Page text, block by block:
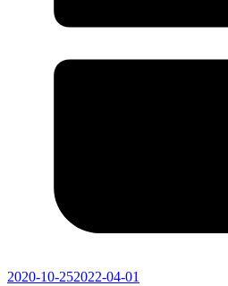
2020-10-252022-04-01